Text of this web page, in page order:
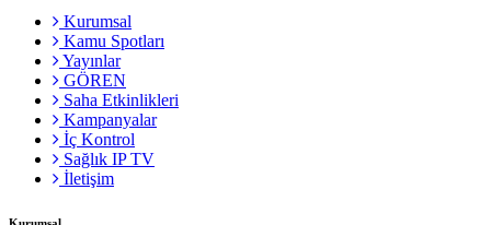
Kurumsal
Kamu Spotları
Yayınlar
GÖREN
Saha Etkinlikleri
Kampanyalar
İç Kontrol
Sağlık IP TV
İletişim